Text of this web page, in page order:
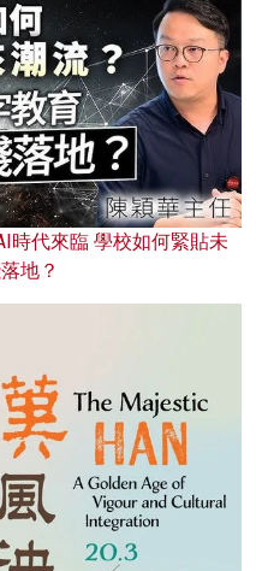
時代來臨 學校如何緊貼未
地？